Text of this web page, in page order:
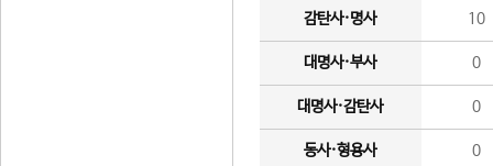
감탄사·명사 10
대명사·부사 0
대명사·감탄사 0
동사·형용사 0